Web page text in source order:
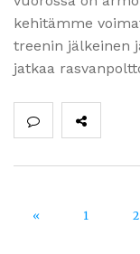
kehitämme
treenin jälkeinen
jatkaa
« 1 2